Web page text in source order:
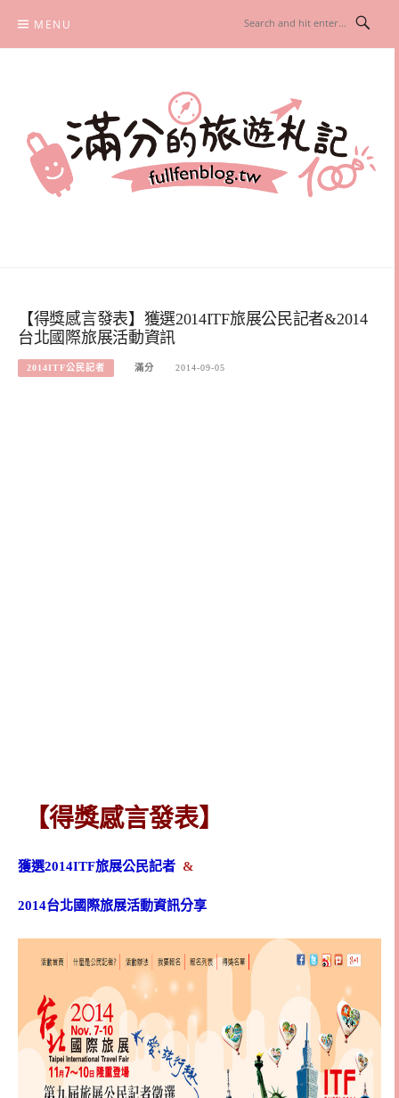
content
MENU
【得獎感言發表】獲選2014ITF旅展公民記者&2014
台北國際旅展活動資訊
2014ITF公民記者 滿分 2014-09-05
【得獎感言發表】
獲選2014ITF旅展公民記者 &
2014台北國際旅展活動資訊分享